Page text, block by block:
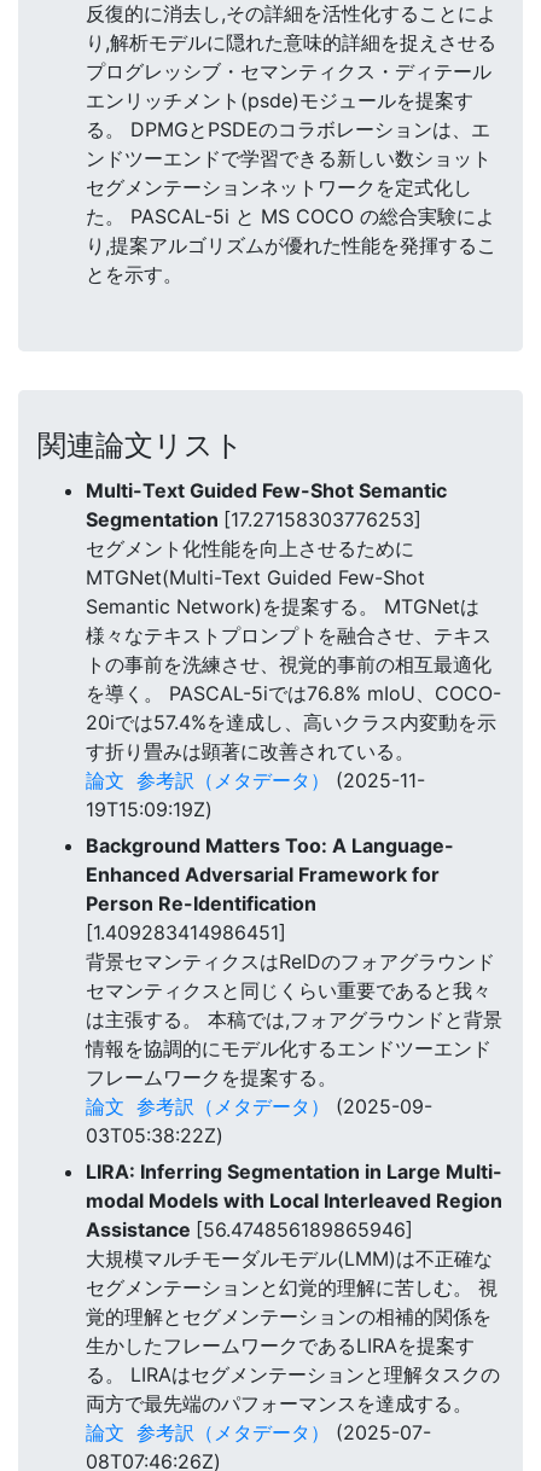
反復的に消去し,その詳細を活性化することによ
り,解析モデルに隠れた意味的詳細を捉えさせる
プログレッシブ・セマンティクス・ディテール
エンリッチメント(psde)モジュールを提案す
る。 DPMGとPSDEのコラボレーションは、エ
ンドツーエンドで学習できる新しい数ショット
セグメンテーションネットワークを定式化し
た。 PASCAL-5i と MS COCO の総合実験によ
り,提案アルゴリズムが優れた性能を発揮するこ
とを示す。
関連論文リスト
Multi-Text Guided Few-Shot Semantic
Segmentation [17.27158303776253]
セグメント化性能を向上させるために
MTGNet(Multi-Text Guided Few-Shot
Semantic Network)を提案する。 MTGNetは
様々なテキストプロンプトを融合させ、テキス
トの事前を洗練させ、視覚的事前の相互最適化
を導く。 PASCAL-5iでは76.8% mIoU、COCO-
20iでは57.4%を達成し、高いクラス内変動を示
す折り畳みは顕著に改善されている。
論文 参考訳（メタデータ）
(2025-11-
19T15:09:19Z)
Background Matters Too: A Language-
Enhanced Adversarial Framework for
Person Re-Identification
[1.409283414986451]
背景セマンティクスはReIDのフォアグラウンド
セマンティクスと同じくらい重要であると我々
は主張する。 本稿では,フォアグラウンドと背景
情報を協調的にモデル化するエンドツーエンド
フレームワークを提案する。
論文 参考訳（メタデータ）
(2025-09-
03T05:38:22Z)
LIRA: Inferring Segmentation in Large Multi-
modal Models with Local Interleaved Region
Assistance [56.474856189865946]
大規模マルチモーダルモデル(LMM)は不正確な
セグメンテーションと幻覚的理解に苦しむ。 視
覚的理解とセグメンテーションの相補的関係を
生かしたフレームワークであるLIRAを提案す
る。 LIRAはセグメンテーションと理解タスクの
両方で最先端のパフォーマンスを達成する。
論文 参考訳（メタデータ）
(2025-07-
08T07:46:26Z)